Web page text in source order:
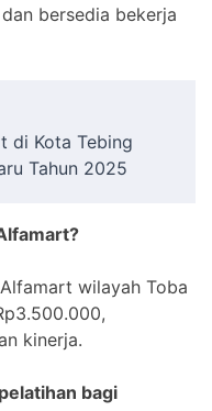
bersedia bekerja
di Kota Tebing
Tahun 2025
wilayah Toba
kinerja.
bagi